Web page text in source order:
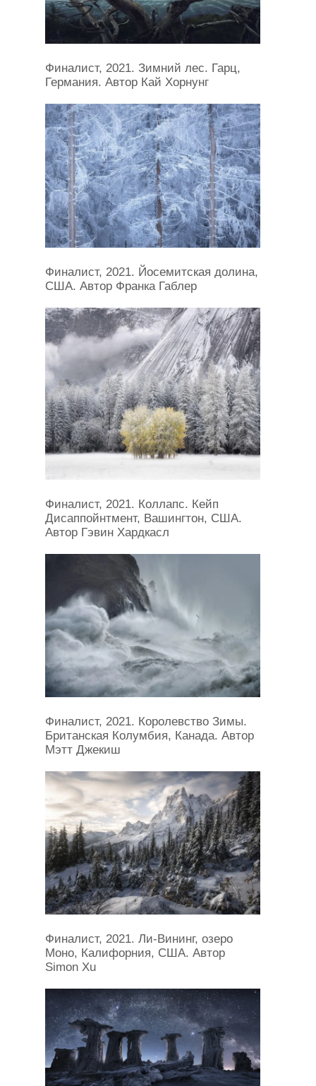
Финалист, 2021. Зимний лес. Гарц,
Германия. Автор Кай Хорнунг
Финалист, 2021. Йосемитская долина,
США. Автор Франка Габлер
Финалист, 2021. Коллапс. Кейп
Дисаппойнтмент, Вашингтон, США.
Автор Гэвин Хардкасл
Финалист, 2021. Королевство Зимы.
Британская Колумбия, Канада. Автор
Мэтт Джекиш
Финалист, 2021. Ли-Вининг, озеро
Моно, Калифорния, США. Автор
Simon Xu